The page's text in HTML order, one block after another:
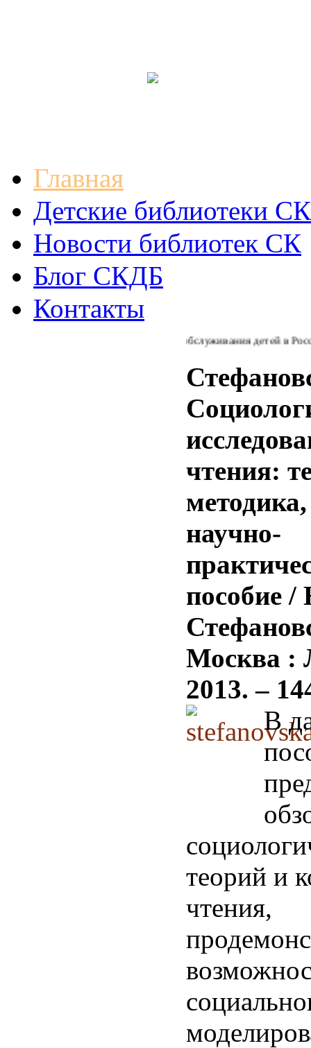
Главная
Детские библиотеки СК
Новости библиотек СК
Блог СКДБ
Контакты
Из Концепции библиотечного обслуживания детей в
чтения:
научно-
пособие
Москва :
2013. –
В
теорий и
чтения,